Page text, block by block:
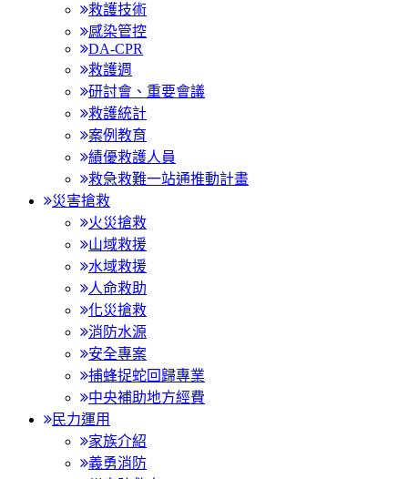
救護技術
感染管控
DA-CPR
救護週
研討會、重要會議
救護統計
案例教育
績優救護人員
救急救難一站通推動計畫
災害搶救
火災搶救
山域救援
水域救援
人命救助
化災搶救
消防水源
安全專案
捕蜂捉蛇回歸專業
中央補助地方經費
民力運用
家族介紹
義勇消防